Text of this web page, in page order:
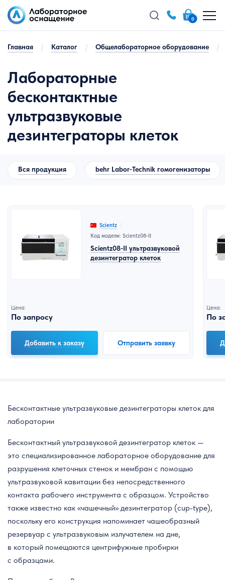
0
Главная / Каталог / Общелабораторное оборудование /
Лабораторные
бесконтактные
ультразвуковые
дезинтеграторы клеток
Вся продукция behr Labor-Technik гомогенизаторы
Scientz
Код модели: Scientz08-II
Scientz08-II ультразвуковой
дезинтегратор клеток
Цена:
По запросу
Добавить к заказу Отправить заявку
Цена:
По
Бесконтактные ультразвуковые дезинтеграторы клеток для
лаборатории
Бесконтактный ультразвуковой дезинтегратор клеток —
это специализированное лабораторное оборудование для
разрушения клеточных стенок и мембран с помощью
ультразвуковой кавитации без непосредственного
контакта рабочего инструмента с образцом. Устройство
также известно как «чашечный» дезинтегратор (cup-type),
поскольку его конструкция напоминает чашеобразный
резервуар с ультразвуковым излучателем на дне,
в который помещаются центрифужные пробирки
с образцами.